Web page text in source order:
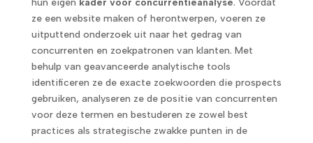
ze een website maken of herontwerpen, voeren ze
uitputtend onderzoek uit naar het gedrag van
concurrenten en zoekpatronen van klanten. Met
behulp van geavanceerde analytische tools
identificeren ze de exacte zoekwoorden die prospects
gebruiken, analyseren ze de positie van concurrenten
voor deze termen en bestuderen ze zowel best
practices als strategische zwakke punten in de